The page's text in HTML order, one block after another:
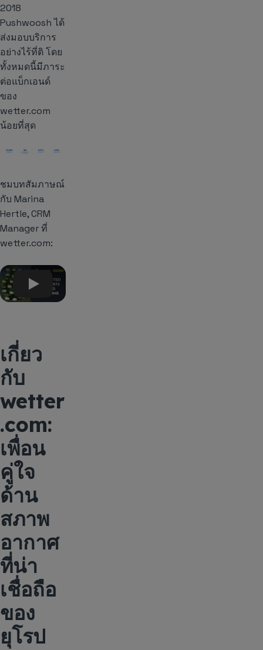
2018
Pushwoosh ได้
ส่งมอบบริการ
อย่างไร้ที่ติ โดย
ทั้งหมดนี้มีภาระ
ต่อแบ็กเอนด์
ของ
wetter.com
น้อยที่สุด
ชมบทสัมภาษณ์
กับ Marina
Hertle, CRM
Manager ที่
wetter.com:
Play
เกี่ยว
กับ
wetter
.com:
เพื่อน
คู่ใจ
ด้าน
สภาพ
อากาศ
ที่น่า
เชื่อถือ
ของ
ยุโรป